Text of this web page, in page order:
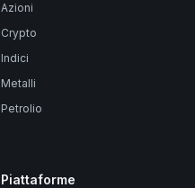
Azioni
Crypto
Indici
Metalli
Petrolio
Piattaforme